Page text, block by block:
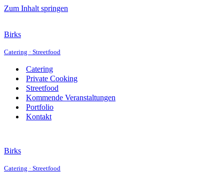
Zum Inhalt springen
Birks
Catering · Streetfood
Catering
Private Cooking
Streetfood
Kommende Veranstaltungen
Portfolio
Kontakt
Birks
Catering · Streetfood